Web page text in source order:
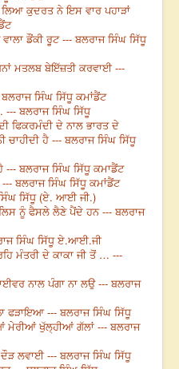
ਲਿਆ ਕੁਦਰਤ ਨੇ ਇਸ ਵਾਰ ਪਹਾੜਾਂ
ਡੌਂਕੀ ਰੂਟ --- ਬਲਰਾਜ ਸਿੰਘ ਸਿੱਧੂ
ਮਤਲਬ ਬੇਇੱਜ਼ਤੀ ਕਰਵਾਈ ---
ਸਿੰਘ ਸਿੱਧੂ ਕਮਾਂਡੈਂਟ
--- ਬਲਰਾਜ ਸਿੰਘ ਸਿੱਧੂ
ਫਿਕਰਮੰਦੀ ਦੇ ਨਾਲ ਭਾਰਤ ਦੇ
ਹੈ --- ਬਲਰਾਜ ਸਿੰਘ ਸਿੱਧੂ
ਬਲਰਾਜ ਸਿੰਘ ਸਿੱਧੂ ਕਮਾਡੈਂਟ
ਬਲਰਾਜ ਸਿੰਘ ਸਿੱਧੂ ਕਮਾਂਡੈਂਟ
ਸਿੰਘ ਸਿੱਧੂ (ਏ. ਆਈ ਜੀ.)
ਨੂੰ ਫੈਸਲੇ ਲੈਣੇ ਪੈਂਦੇ ਹਨ --- ਬਲਰਾਜ
ਸਿੰਘ ਸਿੱਧੂ ਏ.ਆਈ.ਜੀ
ਮੰਤਰੀ ਦੇ ਕਾਕਾ ਜੀ ਤੋਂ … ---
ਨਾਲ ਪੰਗਾ ਨਾ ਲਉ --- ਬਲਰਾਜ
ਫੜਾਇਆ --- ਬਲਰਾਜ ਸਿੰਘ ਸਿੱਧੂ
ਮੇਰੀਆਂ ਖੁੱਲ੍ਹੀਆਂ ਗੱਲਾਂ --- ਬਲਰਾਜ
ਲਵਾਈ --- ਬਲਰਾਜ ਸਿੰਘ ਸਿੱਧੂ